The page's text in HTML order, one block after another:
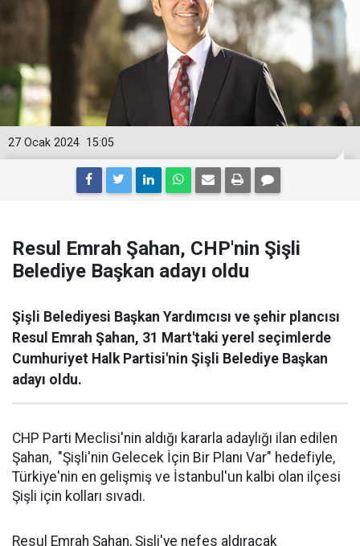
15:05
27 Ocak 2024
Resul Emrah Şahan, CHP'nin Şişli
Belediye Başkan adayı oldu
Şişli Belediyesi Başkan Yardımcısı ve şehir plancısı
Resul Emrah Şahan, 31 Mart'taki yerel seçimlerde
Cumhuriyet Halk Partisi'nin Şişli Belediye Başkan
adayı oldu.
CHP Parti Meclisi'nin aldığı kararla adaylığı ilan edilen
Şahan, "Şişli'nin Gelecek İçin Bir Planı Var" hedefiyle,
Türkiye'nin en gelişmiş ve İstanbul'un kalbi olan ilçesi
Şişli için kolları sıvadı.
Resul Emrah Şahan, Şişli'ye nefes aldıracak